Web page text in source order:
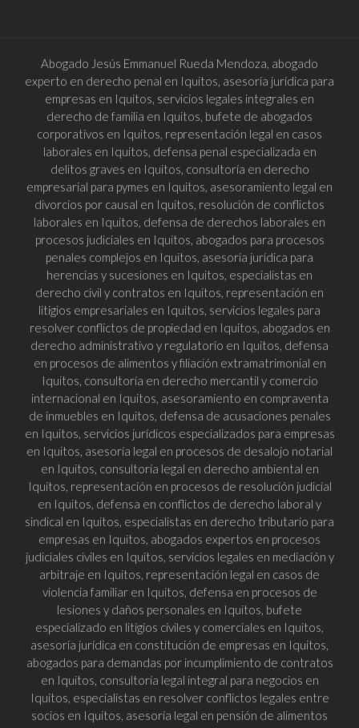
Abogado Jesús Emmanuel Rueda Mendoza, abogado
experto en derecho penal en Iquitos, asesoría jurídica para
empresas en Iquitos, servicios legales integrales en
derecho de familia en Iquitos, bufete de abogados
corporativos en Iquitos, representación legal en casos
laborales en Iquitos, defensa penal especializada en
delitos graves en Iquitos, consultoría en derecho
empresarial para pymes en Iquitos, asesoramiento legal en
divorcios por causal en Iquitos, resolución de conflictos
laborales en Iquitos, defensa de derechos laborales en
procesos judiciales en Iquitos, abogados para procesos
penales complejos en Iquitos, asesoría jurídica para
herencias y sucesiones en Iquitos, especialistas en
derecho civil y contratos en Iquitos, representación en
litigios empresariales en Iquitos, servicios legales para
resolver conflictos de propiedad en Iquitos, abogados en
derecho administrativo y regulatorio en Iquitos, defensa
en procesos de alimentos y filiación extramatrimonial en
Iquitos, consultoría en derecho mercantil y comercio
internacional en Iquitos, asesoramiento en compraventa
de inmuebles en Iquitos, defensa de acusaciones penales
en Iquitos, servicios jurídicos especializados para empresas
en Iquitos, asesoría legal en procesos de desalojo notarial
en Iquitos, consultoría legal en derecho ambiental en
Iquitos, representación en procesos de resolución judicial
en Iquitos, defensa en conflictos de derecho laboral y
sindical en Iquitos, especialistas en derecho tributario para
empresas en Iquitos, abogados expertos en procesos
judiciales civiles en Iquitos, servicios legales en mediación y
arbitraje en Iquitos, representación legal en casos de
violencia familiar en Iquitos, defensa en procesos de
lesiones y daños personales en Iquitos, bufete
especializado en litigios civiles y comerciales en Iquitos,
asesoría jurídica en constitución de empresas en Iquitos,
abogados para demandas por incumplimiento de contratos
en Iquitos, consultoría legal integral para negocios en
Iquitos, especialistas en resolver conflictos legales entre
socios en Iquitos, asesoría legal en pensión de alimentos